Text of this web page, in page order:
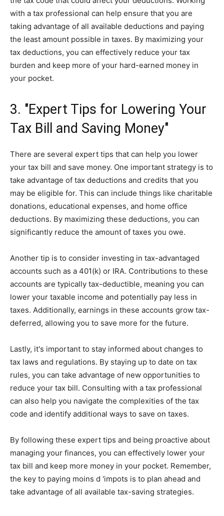
with a tax professional can help ensure that you are
taking advantage of all available deductions and paying
the least amount possible in taxes. By maximizing your
tax deductions, you can effectively reduce your tax
burden and keep more of your hard-earned money in
your pocket.
3. "Expert Tips for Lowering Your
Tax Bill and Saving Money"
There are several expert tips that can help you lower
your tax bill and save money. One important strategy is to
take advantage of tax deductions and credits that you
may be eligible for. This can include things like charitable
donations, educational expenses, and home office
deductions. By maximizing these deductions, you can
significantly reduce the amount of taxes you owe.
Another tip is to consider investing in tax-advantaged
accounts such as a 401(k) or IRA. Contributions to these
accounts are typically tax-deductible, meaning you can
lower your taxable income and potentially pay less in
taxes. Additionally, earnings in these accounts grow tax-
deferred, allowing you to save more for the future.
Lastly, it's important to stay informed about changes to
tax laws and regulations. By staying up to date on tax
rules, you can take advantage of new opportunities to
reduce your tax bill. Consulting with a tax professional
can also help you navigate the complexities of the tax
code and identify additional ways to save on taxes.
By following these expert tips and being proactive about
managing your finances, you can effectively lower your
tax bill and keep more money in your pocket. Remember,
the key to paying moins d 'impots is to plan ahead and
take advantage of all available tax-saving strategies.